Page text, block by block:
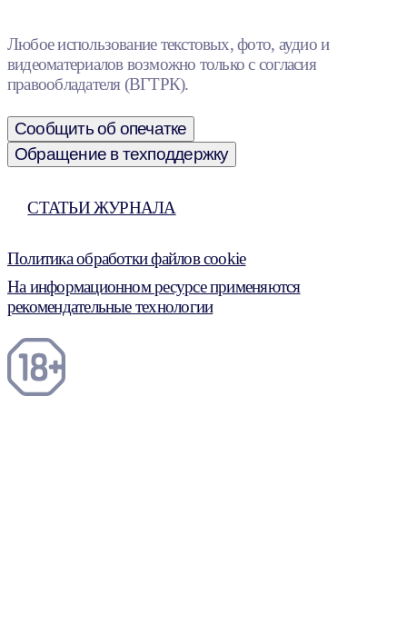
Любое использование текстовых, фото, аудио и
видеоматериалов возможно только с согласия
правообладателя (ВГТРК).
Сообщить об опечатке
Обращение в техподдержку
СТАТЬИ ЖУРНАЛА
Политика обработки файлов cookie
На информационном ресурсе применяются
рекомендательные технологии